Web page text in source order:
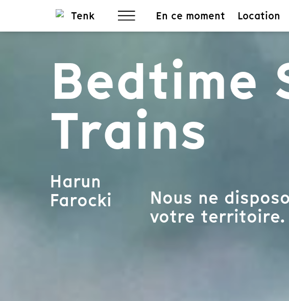
En ce moment Location
Bedtime
Trains
Harun
Farocki Nous ne
votre territoire.